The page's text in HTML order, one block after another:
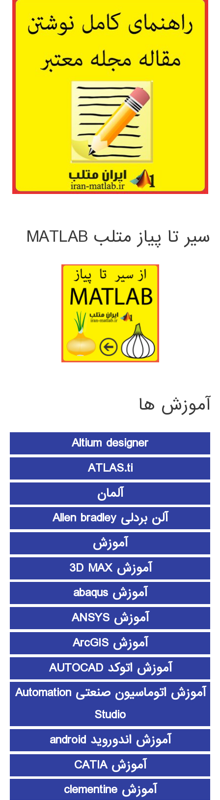
سیر تا پیاز متلب MATLAB
آموزش ها
Altium designer
ATLAS.ti
آلمان
آلن بردلی Allen bradley
آموزش
آموزش 3D MAX
آموزش abaqus
آموزش ANSYS
آموزش ArcGIS
آموزش اتوکد AUTOCAD
آموزش اتوماسیون صنعتی Automation
Studio
آموزش اندوروید android
آموزش CATIA
آموزش clementine